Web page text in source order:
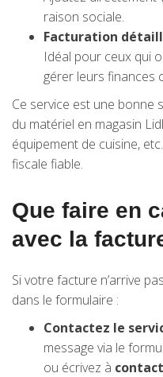
raison sociale.
Facturation
Idéal pour ceux qui
gérer leurs finances
Ce service est une bonne
du matériel en magasin
équipement de cuisine,
fiscale fiable.
Que faire en
avec la
Si votre facture n’arrive
dans le formulaire :
Contactez le
message via le
ou écrivez à